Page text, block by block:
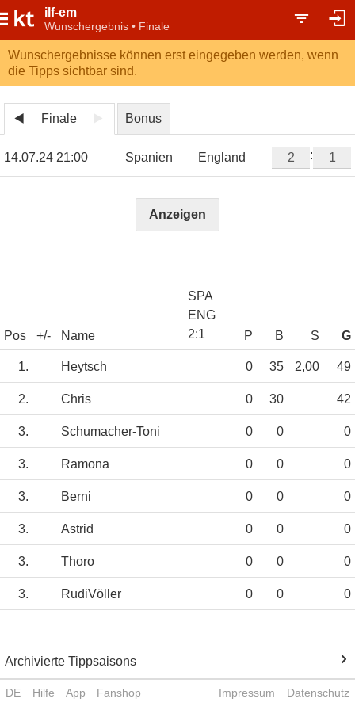
ilf-em
Wunschergebnis • Finale
Wunschergebnisse können erst eingegeben werden, wenn
die Tipps sichtbar sind.
Finale Bonus
14.07.24 21:00 Spanien England :
Anzeigen
Pos +/- Name
SPA
ENG
2:1 P B S G
1. Heytsch 0 35 2,00 49
2. Chris 0 30 42
3. Schumacher-Toni 0 0 0
3. Ramona 0 0 0
3. Berni 0 0 0
3. Astrid 0 0 0
3. Thoro 0 0 0
3. RudiVöller 0 0 0
Archivierte Tippsaisons
DE Hilfe App Fanshop Impressum Datenschutz